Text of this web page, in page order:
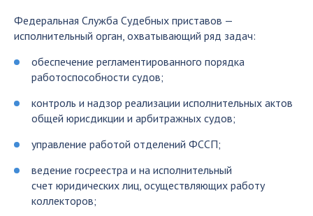
Федеральная Служба Судебных приставов —
исполнительный орган, охватывающий ряд задач:
обеспечение регламентированного порядка
работоспособности судов;
контроль и надзор реализации исполнительных актов
общей юрисдикции и арбитражных судов;
управление работой отделений ФССП;
ведение госреестра и на исполнительный
счет юридических лиц, осуществляющих работу
коллекторов;